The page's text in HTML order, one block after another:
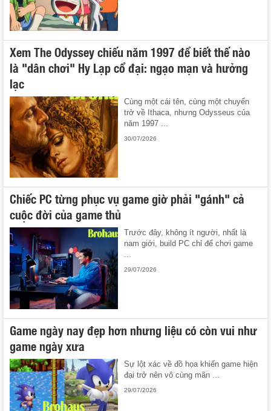
Xem The Odyssey chiếu năm 1997 để biết thế nào
là "dân chơi" Hy Lạp cổ đại: ngạo mạn và hưởng
lạc
Cùng một cái tên, cùng một chuyến
trở về Ithaca, nhưng Odysseus của
năm 1997 ...
30/07/2026
Chiếc PC từng phục vụ game giờ phải "gánh" cả
cuộc đời của game thủ
Trước đây, không ít người, nhất là
nam giới, build PC chỉ để chơi game
...
29/07/2026
Game ngày nay đẹp hơn nhưng liệu có còn vui như
game ngày xưa
Sự lột xác về đồ họa khiến game hiện
đại trở nên vô cùng mãn ...
29/07/2026